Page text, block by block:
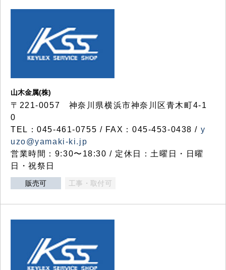
山木金属(株)
〒221-0057 神奈川県横浜市神奈川区青木町4-1
0
TEL：045-461-0755 / FAX：045-453-0438 / y
uzo@yamaki-ki.jp
営業時間：9:30〜18:30 / 定休日：土曜日・日曜
日・祝祭日
販売可 工事・取付可